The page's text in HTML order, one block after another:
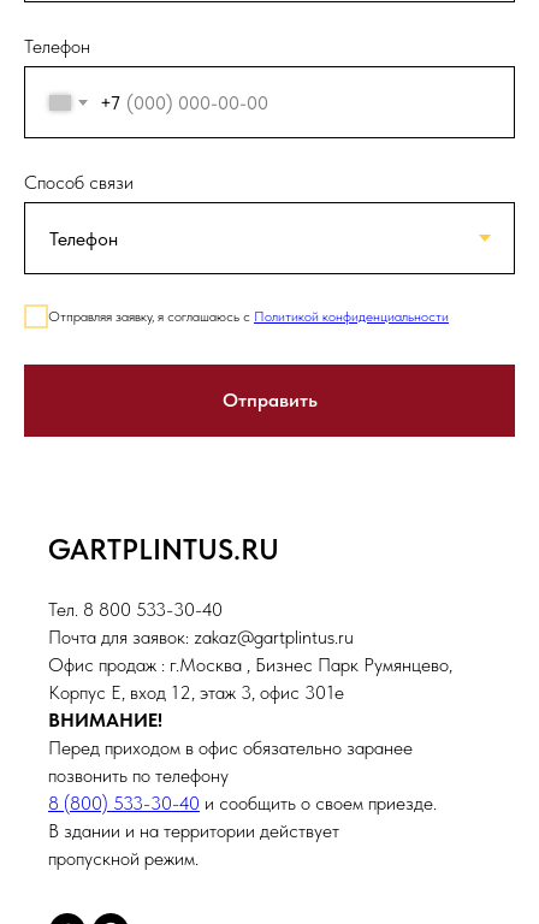
Телефон
+7
Способ связи
Отправляя заявку, я соглашаюсь с Политикой конфиденциальности
Отправить
GARTPLINTUS.RU
Тел. 8 800 533-30-40
Почта для заявок: zakaz@gartplintus.ru
Офис продаж : г.Москва , Бизнес Парк Румянцево,
Корпус Е, вход 12, этаж 3, офис 301е
ВНИМАНИЕ!
Перед приходом в офис обязательно заранее
позвонить по телефону
8 (800) 533-30-40 и сообщить о своем приезде.
В здании и на территории действует
пропускной режим.